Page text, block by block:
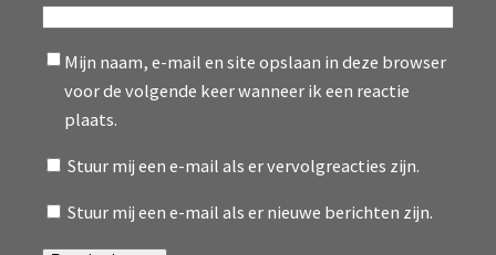
Mijn naam, e-mail en site opslaan in deze browser
voor de volgende keer wanneer ik een reactie
plaats.
Stuur mij een e-mail als er vervolgreacties zijn.
Stuur mij een e-mail als er nieuwe berichten zijn.